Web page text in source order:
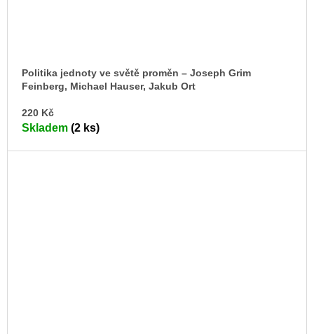
Politika jednoty ve světě proměn – Joseph Grim
Feinberg, Michael Hauser, Jakub Ort
220 Kč
Skladem (2 ks)